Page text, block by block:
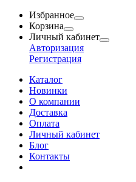
Избранное
Корзина
Личный кабинет
Авторизация
Регистрация
Каталог
Новинки
О компании
Доставка
Оплата
Личный кабинет
Блог
Контакты